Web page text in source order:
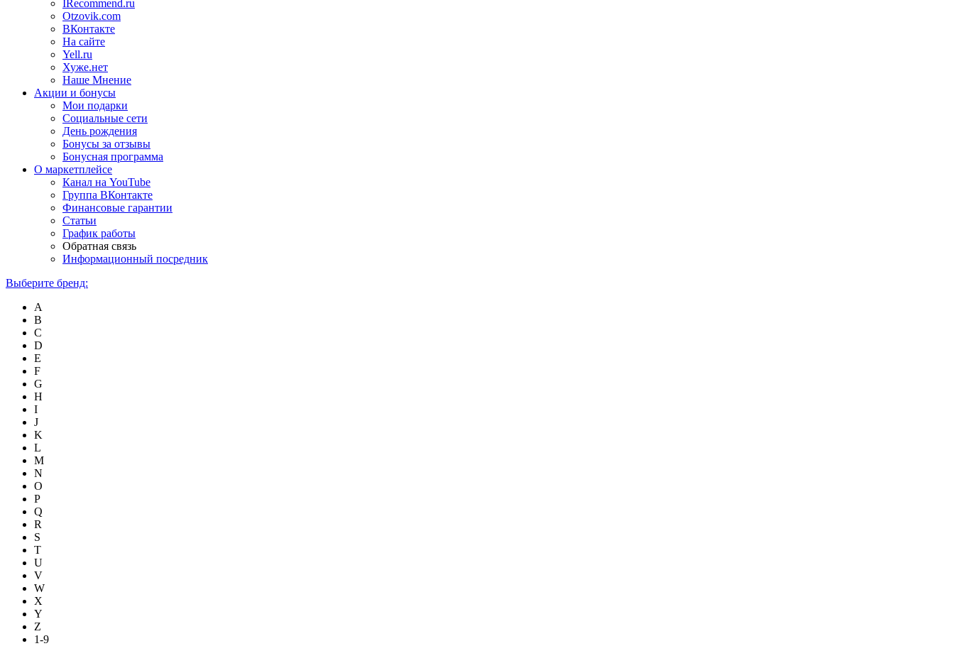
IRecommend.ru
Otzovik.com
ВКонтакте
На сайте
Yell.ru
Хуже.нет
Наше Мнение
Акции и бонусы
Мои подарки
Социальные сети
День рождения
Бонусы за отзывы
Бонусная программа
О маркетплейсе
Канал на YouTube
Группа ВКонтакте
Финансовые гарантии
Статьи
График работы
Обратная связь
Информационный посредник
Выберите бренд:
A
B
C
D
E
F
G
H
I
J
K
L
M
N
O
P
Q
R
S
T
U
V
W
X
Y
Z
1-9